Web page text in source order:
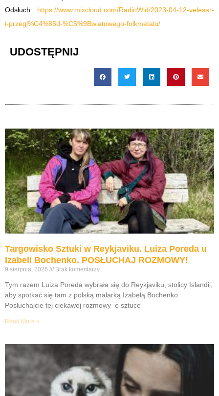
Odsłuch:
https://www.mixcloud.com/RadioWid/2023-04-12-velesar-
i-przegl%C4%85d-%C5%9Bwiatowego-folkmetalu/
UDOSTĘPNIJ
Targowisko Sztuki w Reykjaviku. Luiza Poreda u
Izabeli Bochenko. POSŁUCHAJ ROZMOWY!
9 sierpnia, 2026 Brak komentarzy
Tym razem Luiza Poreda wybrała się do Reykjaviku, stolicy Islandii,
aby spotkać się tam z polską malarką Izabelą Bochenko.
Posłuchajcie tej ciekawej rozmowy o sztuce
Read More »